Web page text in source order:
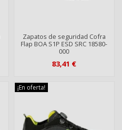
Zapatos de seguridad Cofra
Flap BOA S1P ESD SRC 18580-
000
83,41 €
¡En oferta!